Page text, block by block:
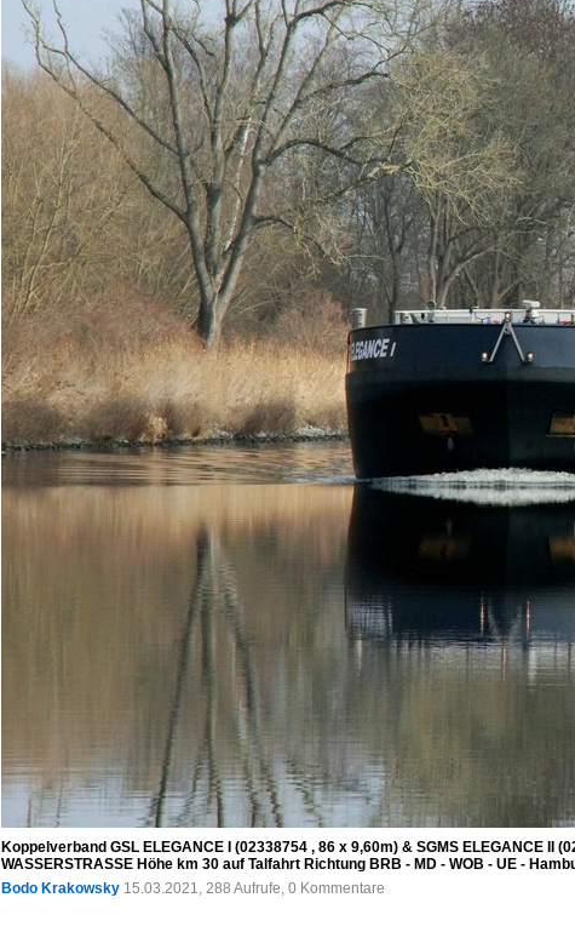
Koppelverband GSL ELEGANCE I (02338754 , 86 x 9,60m) & SGMS ELEGANCE II
WASSERSTRASSE Höhe km 30 auf Talfahrt Richtung BRB - MD - WOB - UE -
Bodo Krakowsky 15.03.2021, 288 Aufrufe, 0 Kommentare